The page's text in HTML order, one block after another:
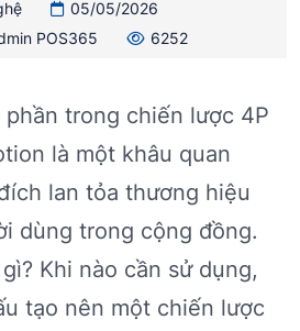
05/05/2026
POS365 6252
phần trong chiến lược 4P
là một khâu quan
lan tỏa thương hiệu
dùng trong cộng đồng.
Khi nào cần sử dụng,
tạo nên một chiến lược